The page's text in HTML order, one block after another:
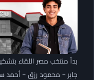
بدأ منتخب مصر اللقاء
جابر – محمود رزق –